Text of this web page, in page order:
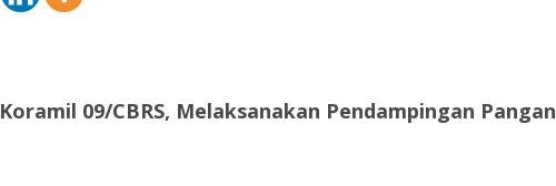
Koramil 09/CBRS, Melaksanakan Pendampingan Pangan